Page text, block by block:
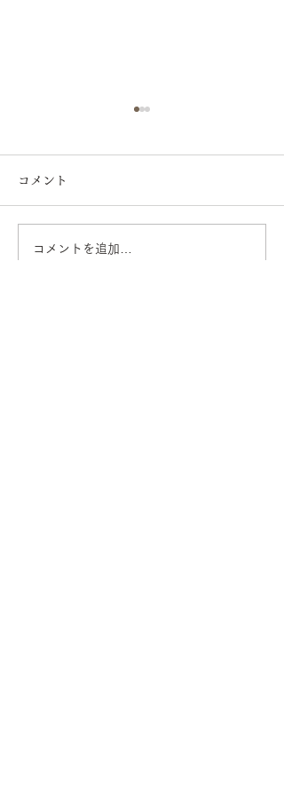
ソファとオットマンを納
コメント
コメントを追加…